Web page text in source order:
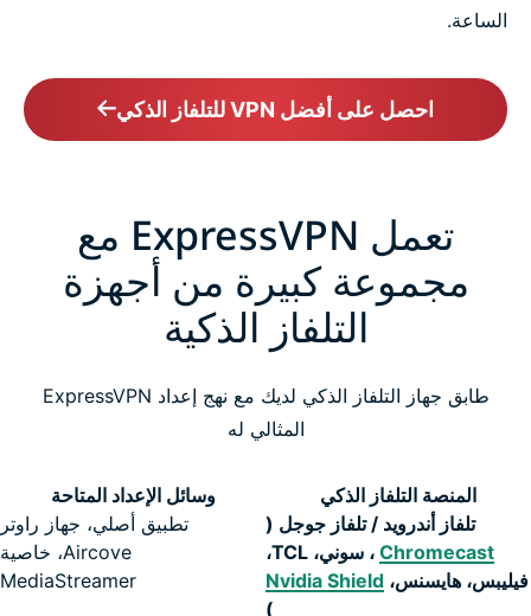
الساعة.
احصل على أفضل VPN للتلفاز الذكي
تعمل ExpressVPN مع
مجموعة كبيرة من أجهزة
التلفاز الذكية
طابق جهاز التلفاز الذكي لديك مع نهج إعداد ExpressVPN
المثالي له
المنصة التلفاز الذكي
وسائل الإعداد المتاحة
تلفاز أندرويد / تلفاز جوجل (
Chromecast
، سوني، TCL،
فيليبس، هايسنس، Nvidia Shield
)
تطبيق أصلي، جهاز راوتر
Aircove، خاصية
MediaStreamer